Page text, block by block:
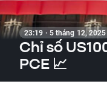
23:19 · 5 tháng 12, 2025
Chỉ số
PCE 📈